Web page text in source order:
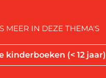
kinderboeken (< 12 jaar)
MEER IN DEZE THEMA'S